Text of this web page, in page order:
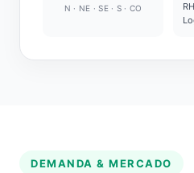
N · NE · SE · S · CO
DEMANDA & MERCADO